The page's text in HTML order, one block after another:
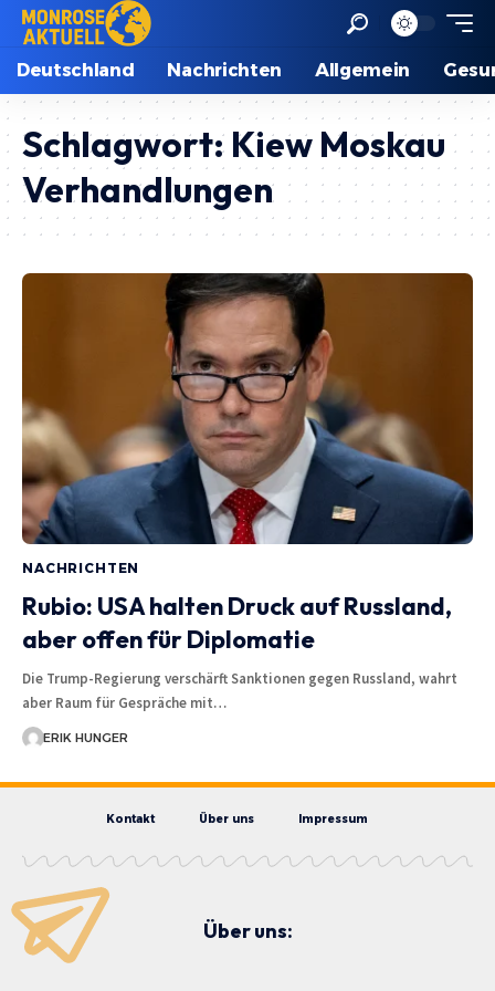
Deutschland Nachrichten Allgemein
Schlagwort: Kiew Moskau
Verhandlungen
NACHRICHTEN
Rubio: USA halten Druck auf Russland,
aber offen für Diplomatie
Die Trump-Regierung verschärft Sanktionen gegen Russland, wahrt
aber Raum für Gespräche mit…
ERIK HUNGER
Kontakt Über uns Impressum
Über uns: